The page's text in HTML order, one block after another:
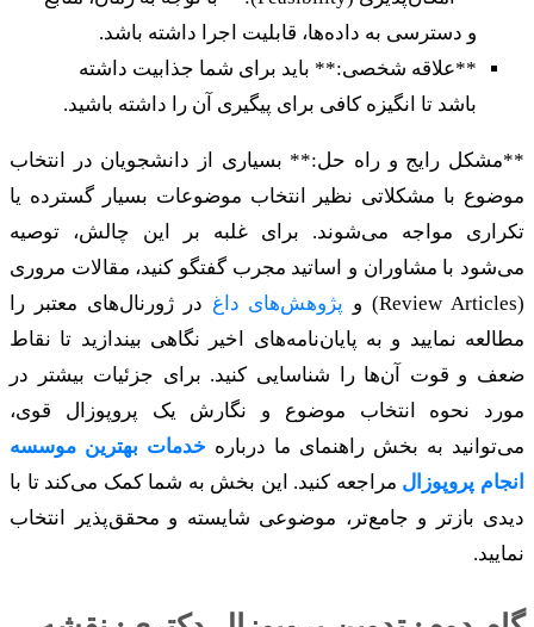
و دسترسی به داده‌ها، قابلیت اجرا داشته باشد.
**علاقه شخصی:** باید برای شما جذابیت داشته
باشد تا انگیزه کافی برای پیگیری آن را داشته باشید.
**مشکل رایج و راه حل:** بسیاری از دانشجویان در انتخاب
موضوع با مشکلاتی نظیر انتخاب موضوعات بسیار گسترده یا
تکراری مواجه می‌شوند. برای غلبه بر این چالش، توصیه
می‌شود با مشاوران و اساتید مجرب گفتگو کنید، مقالات مروری
(Review Articles) و
پژوهش‌های داغ در ژورنال‌های معتبر را
مطالعه نمایید و به پایان‌نامه‌های اخیر نگاهی بیندازید تا نقاط
ضعف و قوت آن‌ها را شناسایی کنید. برای جزئیات بیشتر در
مورد نحوه انتخاب موضوع و نگارش یک پروپوزال قوی،
می‌توانید به بخش راهنمای ما درباره خدمات بهترین موسسه
انجام پروپوزال مراجعه کنید. این بخش به شما کمک می‌کند تا با
دیدی بازتر و جامع‌تر، موضوعی شایسته و محقق‌پذیر انتخاب
نمایید.